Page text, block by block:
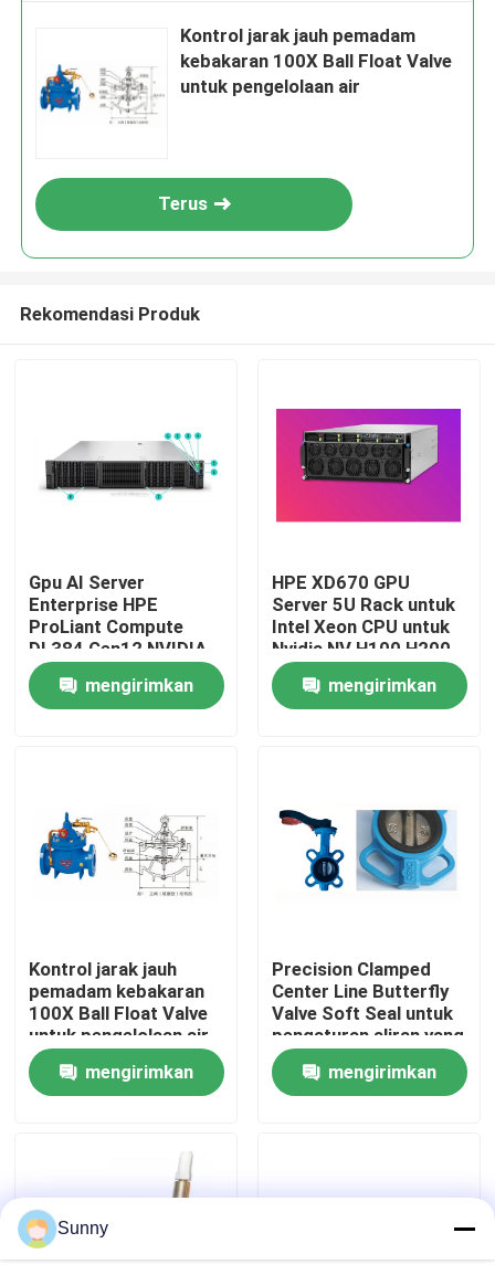
Rumah
Produk
Tentang Kami
Kontrol Kualitas
Hubungi Kami
Layanan Pengiriman Barang Internasional
Sumber Daya lintas batas
Kontrol jarak jauh pemadam
kebakaran 100X Ball Float Valve
untuk pengelolaan air
Terus
Rekomendasi Produk
Gpu AI Server
Enterprise HPE
ProLiant Compute
DL384 Gen12 NVIDIA
GH200 NVL2
Perhitungan Gratis
Private Cloud Rack
mengirimkan
HPE XD670 GPU
Server 5U Rack untuk
Intel Xeon CPU untuk
Nvidia NV H100 H200
H800 PCIE/SXM Nvlink
AI Supercomputing
Case
mengirimkan
Kontrol jarak jauh
pemadam kebakaran
100X Ball Float Valve
untuk pengelolaan air
mengirimkan
Precision Clamped
Center Line Butterfly
Valve Soft Seal untuk
pengaturan aliran yang
akurat
mengirimkan
Sunny